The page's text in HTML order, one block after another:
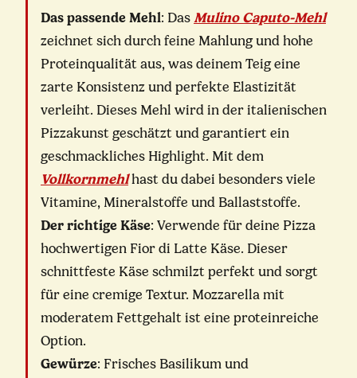
Das passende Mehl: DasMulino Caputo-Mehl
zeichnet sich durch feine Mahlung und hohe
Proteinqualität aus, was deinem Teig eine
zarte Konsistenz und perfekte Elastizität
verleiht. Dieses Mehl wird in der italienischen
Pizzakunst geschätzt und garantiert ein
geschmackliches Highlight. Mit dem
Vollkornmehlhast du dabei besonders viele
Vitamine, Mineralstoffe und Ballaststoffe.
Der richtige Käse: Verwende für deine Pizza
hochwertigen Fior di Latte Käse. Dieser
schnittfeste Käse schmilzt perfekt und sorgt
für eine cremige Textur. Mozzarella mit
moderatem Fettgehalt ist eine proteinreiche
Option.
Gewürze: Frisches Basilikum und